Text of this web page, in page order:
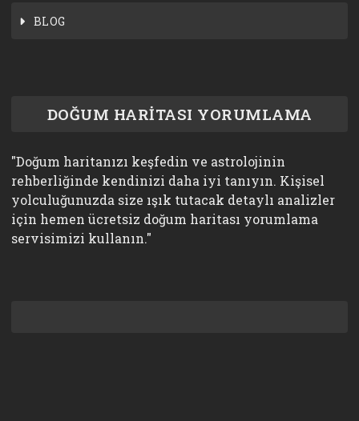
BLOG
DOĞUM HARİTASI YORUMLAMA
"Doğum haritanızı keşfedin ve astrolojinin
rehberliğinde kendinizi daha iyi tanıyın. Kişisel
yolculuğunuzda size ışık tutacak detaylı analizler
için hemen ücretsiz doğum haritası yorumlama
servisimizi kullanın."